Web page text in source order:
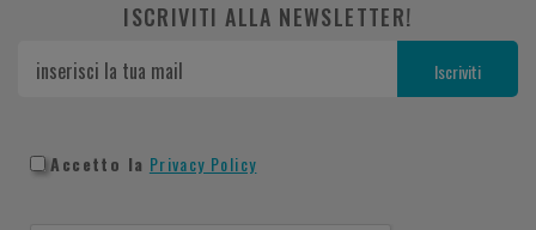
ISCRIVITI ALLA NEWSLETTER!
Accetto la Privacy Policy